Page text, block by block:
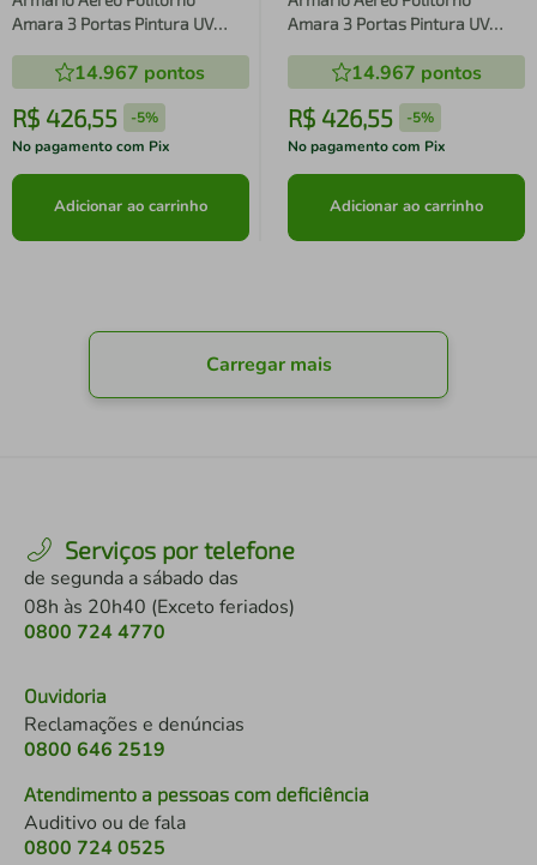
Amara 3 Portas Pintura UV
14.967 pontos
R$ 426,55 -5%
No pagamento com Pix
Adicionar ao carrinho
Amara 3 Portas Pintura UV
14.967 pontos
R$ 426,55 -5%
No pagamento com Pix
Adicionar ao carrinho
Carregar mais
Serviços por telefone
de segunda a sábado das
08h às 20h40 (Exceto feriados)
0800 724 4770
Ouvidoria
Reclamações e denúncias
0800 646 2519
Atendimento a pessoas com deficiência
Auditivo ou de fala
0800 724 0525